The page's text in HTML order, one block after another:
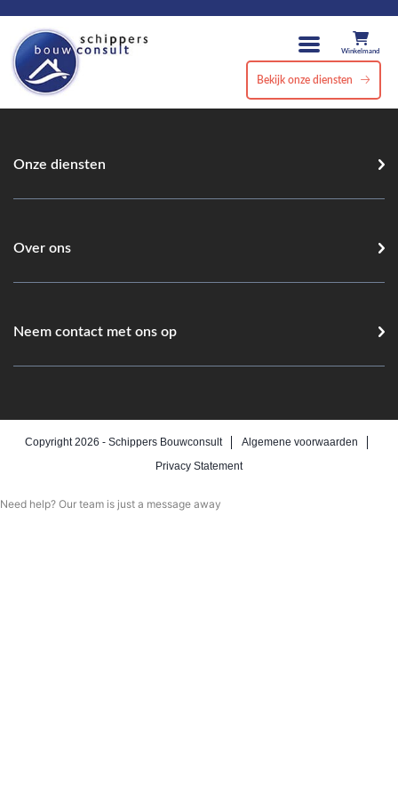
Winkelmand
Bekijk onze diensten
Onze diensten
Over ons
Neem contact met ons op
Copyright 2026 - Schippers Bouwconsult
Algemene voorwaarden
Privacy Statement
Need help? Our team is just a message away